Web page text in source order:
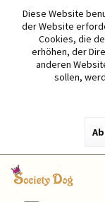
Diese Website
der Website
Cookies, die
erhöhen, der
anderen
sollen,